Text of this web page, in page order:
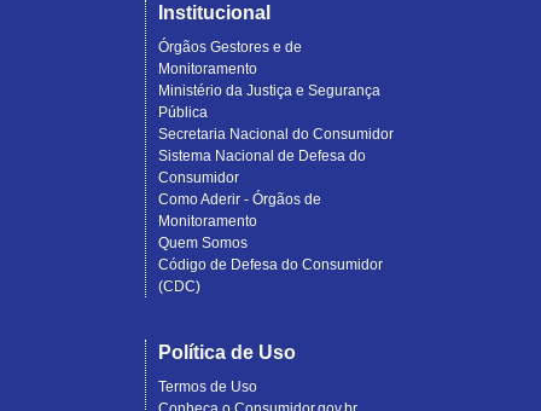
Institucional
Órgãos Gestores e de
Monitoramento
Ministério da Justiça e Segurança
Pública
Secretaria Nacional do Consumidor
Sistema Nacional de Defesa do
Consumidor
Como Aderir - Órgãos de
Monitoramento
Quem Somos
Código de Defesa do Consumidor
(CDC)
Política de Uso
Termos de Uso